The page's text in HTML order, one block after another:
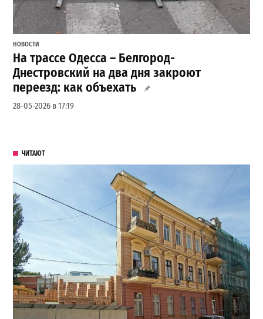
НОВОСТИ
На трассе Одесса – Белгород-
Днестровский на два дня закроют
переезд: как объехать
28-05-2026 в 17:19
ЧИТАЮТ